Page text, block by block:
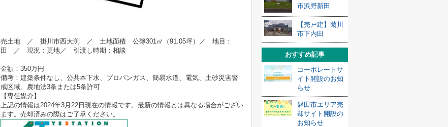
売土地 ／ 掛川市西大渕 ／ 土地面積 公簿301㎡（91.05坪）
／ 地目：
田 ／ 現況：更地／ 引渡し時期：相談
金額：350万円
備考： 建築条件なし、公共本下水、プロパンガス、簡易水道、電気、土砂災害警
戒区域、農地法3条または5条許可
【専任媒介】
上記の情報は2024年3月22 日現在の情報です。最新の情報とは異なる場合がござい
ます。売却済みの際はご了承ください。
市浜野新田
【売戸建】菊川
市下内田
おすすめ記事
コーポレートサ
イト開設のお知
らせ
磐田市エリア売
却サイト開設の
お知らせ